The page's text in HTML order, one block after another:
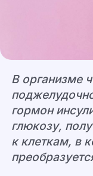
В организме
гормон
глюкозу,
к клеткам, в